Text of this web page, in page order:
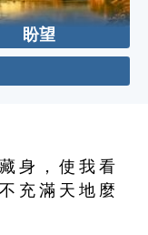
盼望
身 ， 使 我 看
充 滿 天 地 麼